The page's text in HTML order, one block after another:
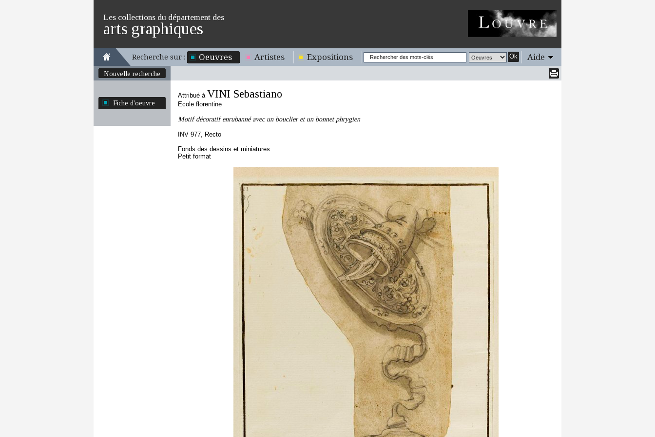
Les collections du département des
arts graphiques
Recherche sur : Oeuvres Artistes Expositions Ok Aide
Nouvelle recherche
Fiche d'oeuvre
Attribué à VINI Sebastiano
Ecole florentine
Motif décoratif enrubanné avec un bouclier et un bonnet phrygien
INV 977, Recto
Fonds des dessins et miniatures
Petit format